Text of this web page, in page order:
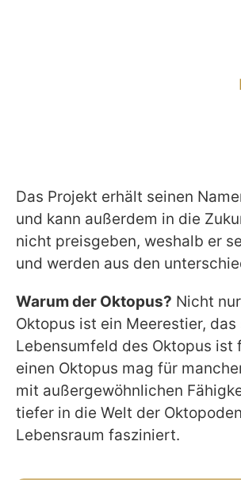
Das Projekt erhält seinen
und kann außerdem in die
nicht preisgeben, weshalb er
und werden aus den
Warum der Oktopus? Nicht
Oktopus ist ein Meerestier,
Lebensumfeld des Oktopus
einen Oktopus mag für
mit außergewöhnlichen
tiefer in die Welt der
Lebensraum fasziniert.